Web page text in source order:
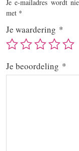
Je e-mailadres wordt
met *
Je waardering *
Je beoordeling *